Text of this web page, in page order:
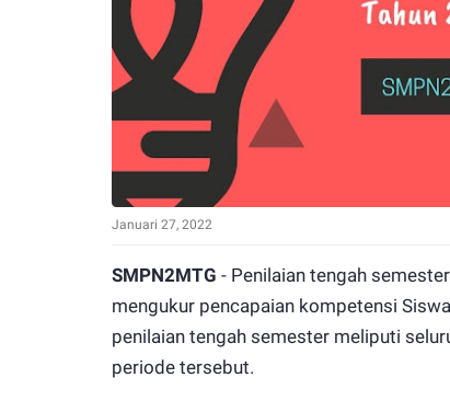
Januari 27, 2022
SMPN2MTG - Penilaian tengah
mengukur pencapaian kompetensi
penilaian tengah semester meliputi
periode tersebut.